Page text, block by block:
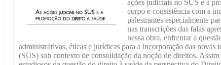
ações judiciais no SUS e a
corpo e consistência com a
palestrantes especialmente
nas transcrições das falas
nessa obra, enfrentar a
administrativas, éticas e jurídicas para a incorporação das novas
(SUS) sob contexto de consolidação da noção de direitos.